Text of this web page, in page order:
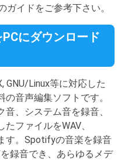
ガイドをご参考下さい。
にダウンロード
GNU/Linux等に対応した
音声編集ソフトです。
、システム音を録音、
ファイルをWAV、
す。Spotifyの音楽を録音
録音でき、あらゆるメデ